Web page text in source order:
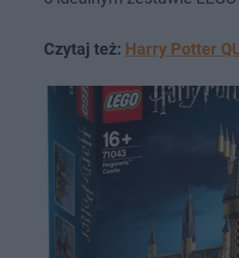
Czytaj też: Harry Potter